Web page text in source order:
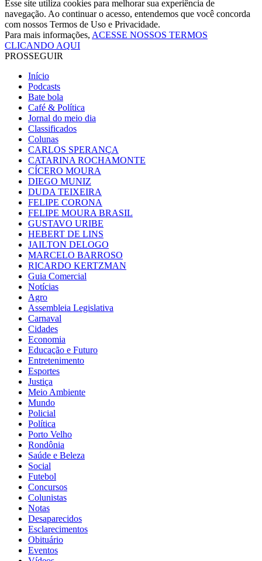
Esse site utiliza cookies para melhorar sua experiência de
navegação. Ao continuar o acesso, entendemos que você concorda
com nossos Termos de Uso e Privacidade.
Para mais informações, ACESSE NOSSOS TERMOS
CLICANDO AQUI
PROSSEGUIR
Início
Podcasts
Bate bola
Café & Política
Jornal do meio dia
Classificados
Colunas
CARLOS SPERANÇA
CATARINA ROCHAMONTE
CÍCERO MOURA
DIEGO MUNIZ
DUDA TEIXEIRA
FELIPE CORONA
FELIPE MOURA BRASIL
GUSTAVO URIBE
HEBERT DE LINS
JAILTON DELOGO
MARCELO BARROSO
RICARDO KERTZMAN
Guia Comercial
Notícias
Agro
Assembleia Legislativa
Carnaval
Cidades
Economia
Educação e Futuro
Entretenimento
Esportes
Justiça
Meio Ambiente
Mundo
Policial
Política
Porto Velho
Rondônia
Saúde e Beleza
Social
Futebol
Concursos
Colunistas
Notas
Desaparecidos
Esclarecimentos
Obituário
Eventos